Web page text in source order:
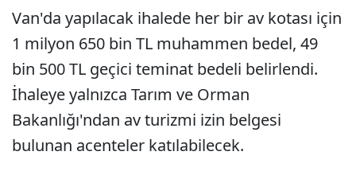
Van'da yapılacak ihalede her bir av kotası için
1 milyon 650 bin TL muhammen bedel, 49
bin 500 TL geçici teminat bedeli belirlendi.
İhaleye yalnızca Tarım ve Orman
Bakanlığı'ndan av turizmi izin belgesi
bulunan acenteler katılabilecek.